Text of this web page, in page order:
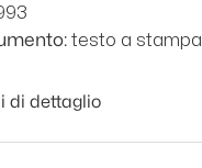
testo a stampa
di dettaglio